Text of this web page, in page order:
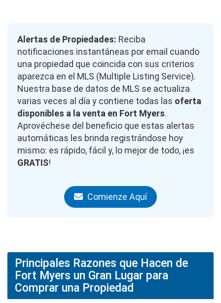
Alertas de Propiedades: Reciba
notificaciones instantáneas por email cuando
una propiedad que coincida con sus criterios
aparezca en el MLS (Multiple Listing Service).
Nuestra base de datos de MLS se actualiza
varias veces al día y contiene todas las oferta
disponibles a la venta en Fort Myers.
Aprovéchese del beneficio que estas alertas
automáticas les brinda registrándose hoy
mismo: es rápido, fácil y, lo mejor de todo, ¡es
GRATIS!
Comienze Aquí
Principales Razones que Hacen de
Fort Myers un Gran Lugar para
Comprar una Propiedad